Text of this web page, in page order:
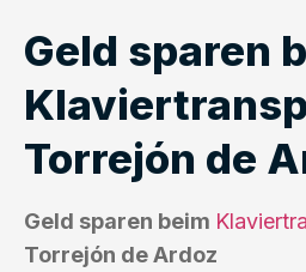
Geld sparen
Torrejón de
Geld sparen beim
Torrejón de Ardoz